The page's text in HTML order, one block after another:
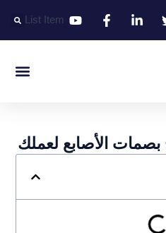
List Item